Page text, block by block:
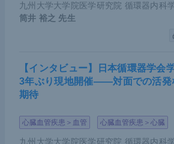
九州大学大学院医学研究院 循環器内科
筒井 裕之 先生
【インタビュー】日本循環器学会
3年ぶり現地開催――対面での活発
期待
心臓血管疾患＞血管 心臓血管疾患＞心臓
九州大学大学院医学研究院 循環器内科